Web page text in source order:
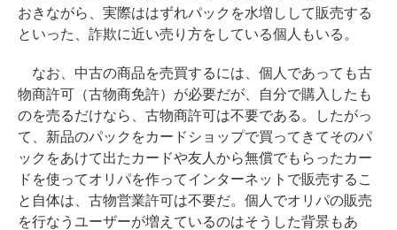
おきながら、実際ははずれパックを水増しして販売する
といった、詐欺に近い売り方をしている個人もいる。
なお、中古の商品を売買するには、個人であっても古
物商許可（古物商免許）が必要だが、自分で購入したも
のを売るだけなら、古物商許可は不要である。したがっ
て、新品のパックをカードショップで買ってきてそのパ
ックをあけて出たカードや友人から無償でもらったカー
ドを使ってオリパを作ってインターネットで販売するこ
と自体は、古物営業許可は不要だ。個人でオリパの販売
を行なうユーザーが増えているのはそうした背景もあ